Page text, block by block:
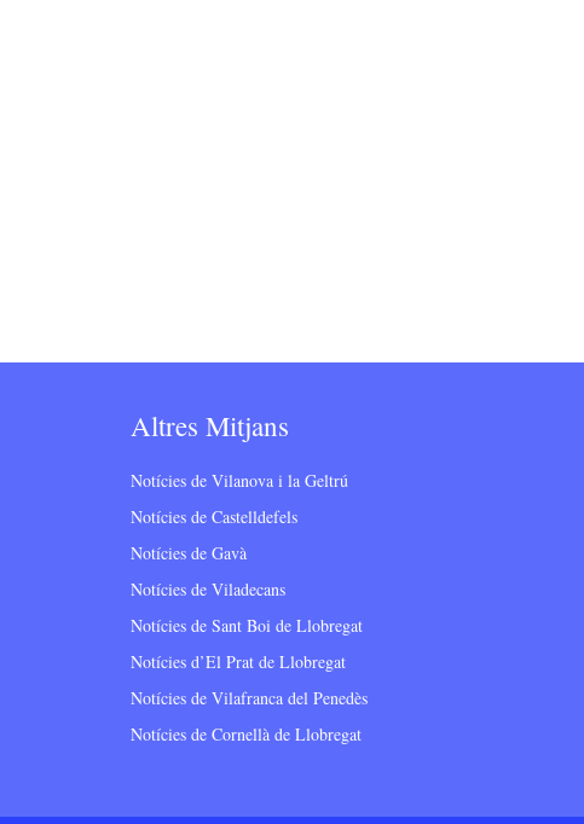
Altres Mitjans
Notícies de Vilanova i la Geltrú
Notícies de Castelldefels
Notícies de Gavà
Notícies de Viladecans
Notícies de Sant Boi de Llobregat
Notícies d’El Prat de Llobregat
Notícies de Vilafranca del Penedès
Notícies de Cornellà de Llobregat